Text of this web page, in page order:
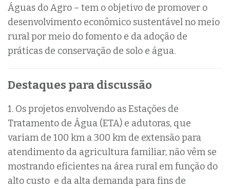
Águas do Agro – tem o objetivo de promover o
desenvolvimento econômico sustentável no meio
rural por meio do fomento e da adoção de
práticas de conservação de solo e água.
Destaques para discussão
1. Os projetos envolvendo as Estações de
Tratamento de Água (ETA) e adutoras, que
variam de 100 km a 300 km de extensão para
atendimento da agricultura familiar, não vêm se
mostrando eficientes na área rural em função do
alto custo e da alta demanda para fins de